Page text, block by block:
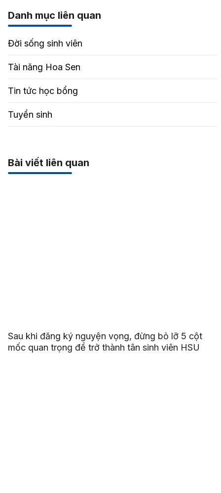
Danh mục liên quan
Đời sống sinh viên
Tài năng Hoa Sen
Tin tức học bổng
Tuyển sinh
Bài viết liên quan
Sau khi đăng ký nguyện vọng, đừng bỏ lỡ 5 cột
mốc quan trọng để trở thành tân sinh viên HSU